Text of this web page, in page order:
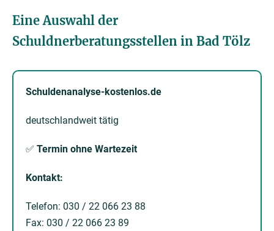
Eine Auswahl der
Schuldnerberatungsstellen in Bad Tölz
Schuldenanalyse-kostenlos.de
deutschlandweit tätig
✅ Termin ohne Wartezeit
Kontakt:
Telefon: 030 / 22 066 23 88
Fax: 030 / 22 066 23 89